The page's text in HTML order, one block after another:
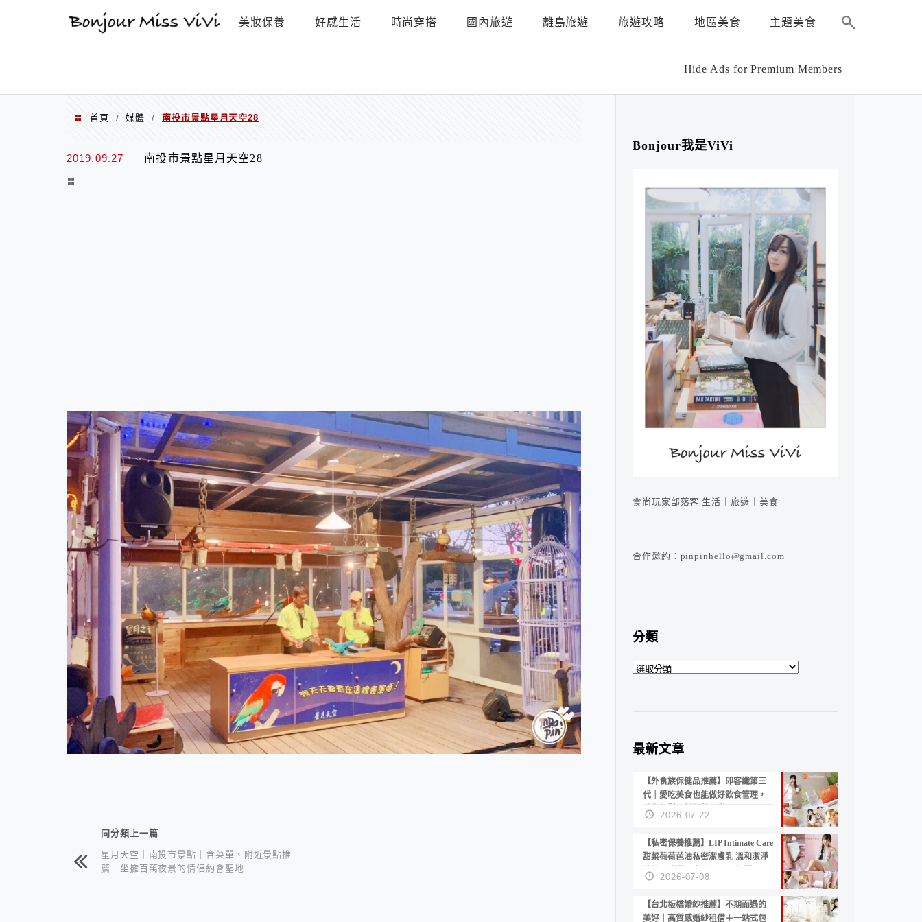
美妝保養 好感生活 時尚穿搭 國內旅遊 離島旅遊 旅遊攻略 地區美食 主題美食
Hide Ads for Premium Members
首頁 / 媒體 / 南投市景點星月天空28
2019.09.27 南投市景點星月天空28
相連文章同分類上一篇
星月天空｜南投市景點｜含菜單、附近景點推
薦｜坐擁百萬夜景的情侶約會聖地
Bonjour我是ViVi
食尚玩家部落客 生活｜旅遊｜美食
合作邀約：pinpinhello@gmail.com
分類
分
最新文章
【外食族保健品推薦】即客纖第三
代｜愛吃美食也能做好飲食管理，
陪你輕鬆面對聚餐日常！
2026-07-22
【私密保養推薦】LIP Intimate Care
甜菜荷荷芭油私密潔膚乳 溫和潔淨
洗後不乾澀 不起泡反而更舒服！
2026-07-08
【台北板橋婚紗推薦】不期而遇的
美好｜高質感婚紗租借＋一站式包